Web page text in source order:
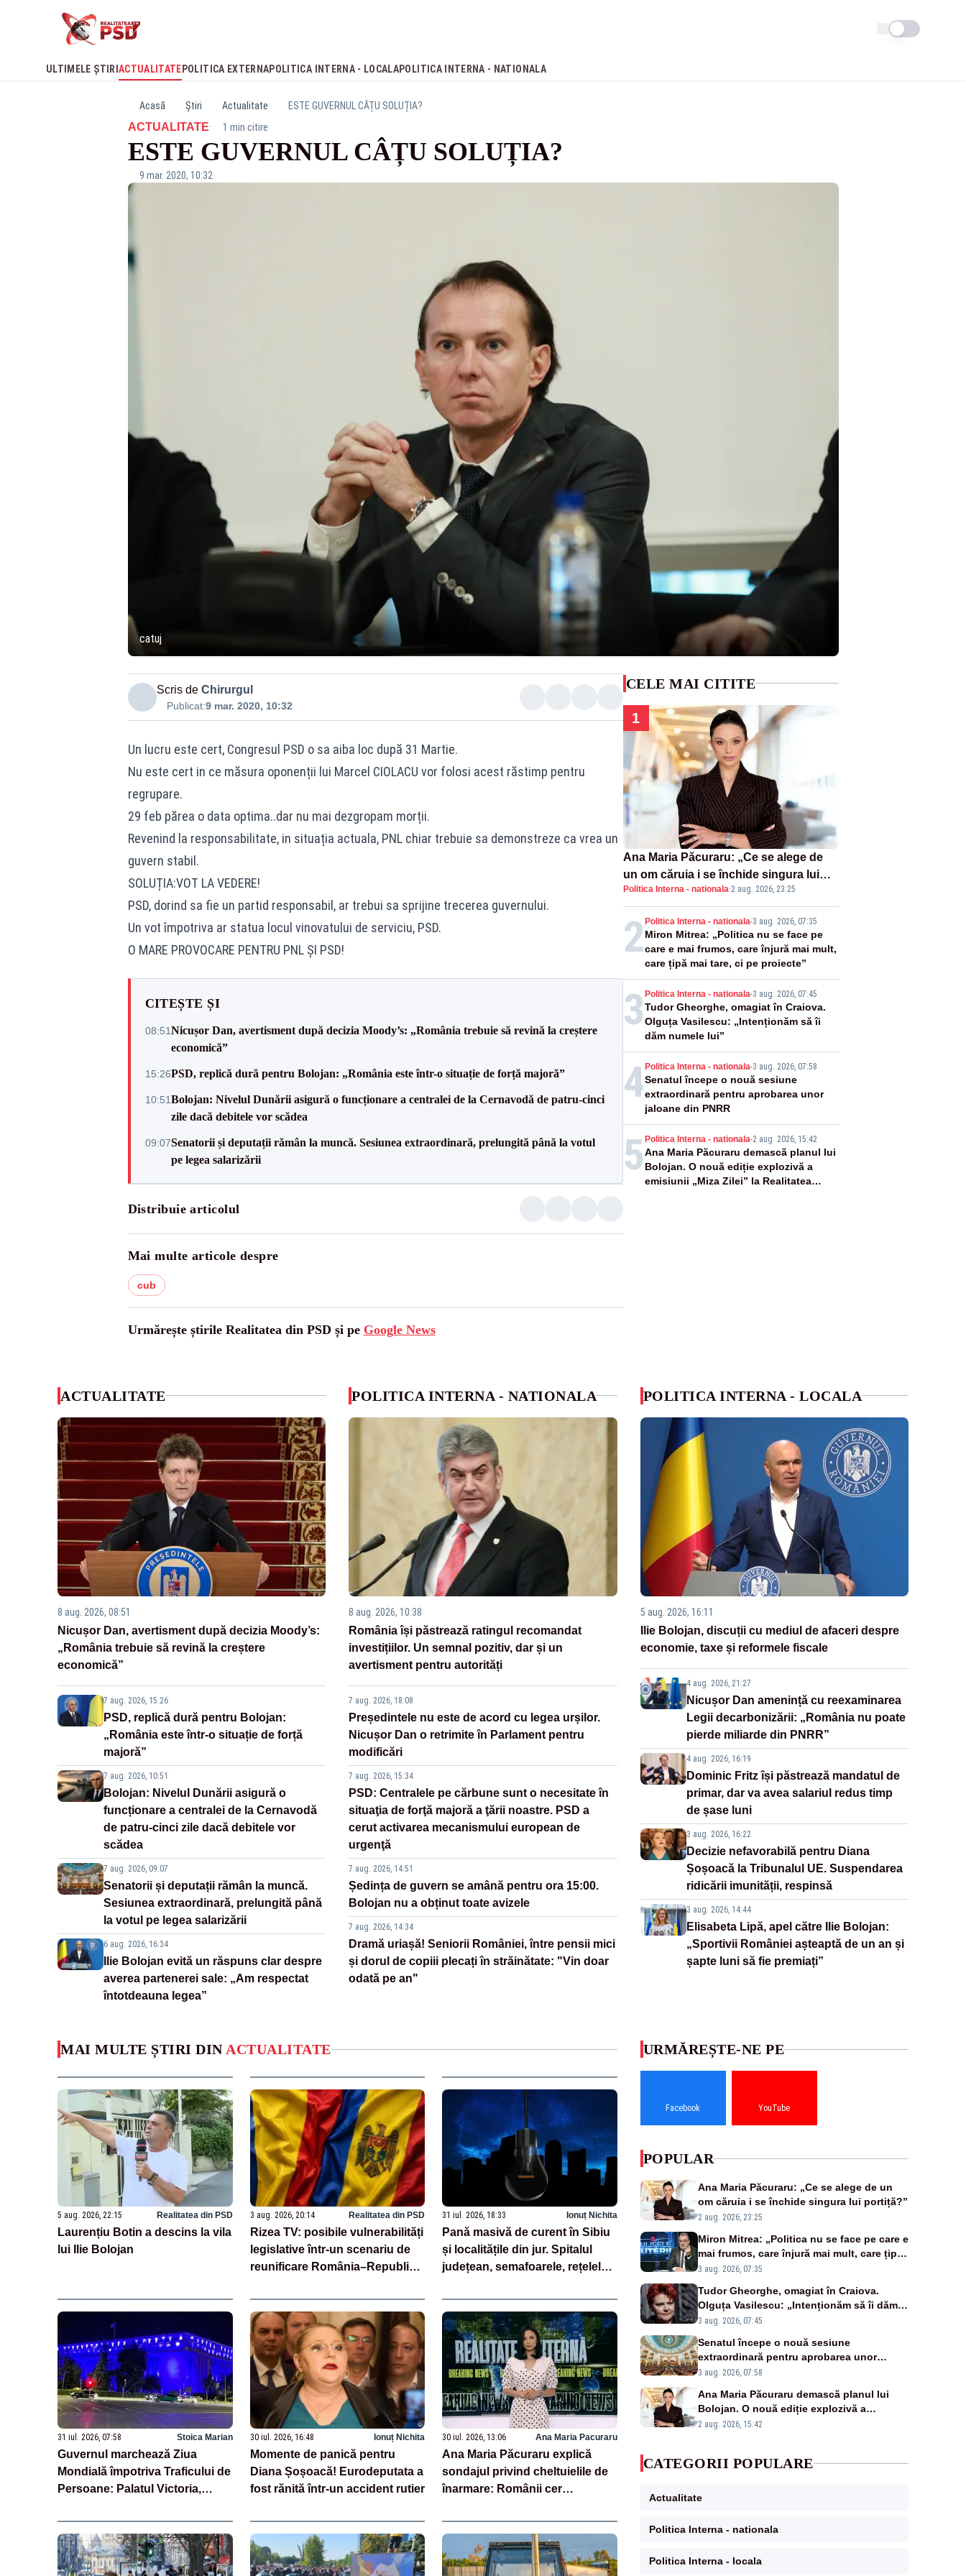
Schimba tema
ULTIMELE ȘTIRI ACTUALITATE POLITICA EXTERNAPOLITICA INTERNA - LOCALAPOLITICA INTERNA - NATIONALA
Acasă Știri Actualitate ESTE GUVERNUL CÂȚU SOLUȚIA?
ACTUALITATE· 1 min citire
ESTE GUVERNUL CÂȚU SOLUȚIA?
9 mar. 2020, 10:32
catuj
Scris de Chirurgul
Publicat:9 mar. 2020, 10:32
Un lucru este cert, Congresul PSD o sa aiba loc după 31 Martie.
Nu este cert in ce măsura oponenții lui Marcel CIOLACU vor folosi acest răstimp pentru
regrupare.
29 feb părea o data optima..dar nu mai dezgropam morții.
Revenind la responsabilitate, in situația actuala, PNL chiar trebuie sa demonstreze ca vrea un
guvern stabil.
SOLUȚIA:VOT LA VEDERE!
PSD, dorind sa fie un partid responsabil, ar trebui sa sprijine trecerea guvernului.
Un vot împotriva ar statua locul vinovatului de serviciu, PSD.
O MARE PROVOCARE PENTRU PNL ȘI PSD!
CITEȘTE ȘI
08:51Nicușor Dan, avertisment după decizia Moody’s: „România trebuie să revină la creștere
economică”
15:26PSD, replică dură pentru Bolojan: „România este într-o situație de forță majoră”
10:51Bolojan: Nivelul Dunării asigură o funcționare a centralei de la Cernavodă de patru-cinci
zile dacă debitele vor scădea
09:07Senatorii și deputații rămân la muncă. Sesiunea extraordinară, prelungită până la votul
pe legea salarizării
Distribuie articolul
Mai multe articole despre
cub
Urmărește știrile Realitatea din PSD și pe Google News
CELE MAI CITITE
1
Ana Maria Păcuraru: „Ce se alege de
un om căruia i se închide singura lui
portiță?”
Politica Interna - nationala·2 aug. 2026, 23:25
2 Politica Interna - nationala-3 aug. 2026, 07:35
Miron Mitrea: „Politica nu se face pe
care e mai frumos, care înjură mai mult,
care țipă mai tare, ci pe proiecte”
3 Politica Interna - nationala-3 aug. 2026, 07:45
Tudor Gheorghe, omagiat în Craiova.
Olguța Vasilescu: „Intenționăm să îi
dăm numele lui”
4 Politica Interna - nationala-3 aug. 2026, 07:58
Senatul începe o nouă sesiune
extraordinară pentru aprobarea unor
jaloane din PNRR
5 Politica Interna - nationala-2 aug. 2026, 15:42
Ana Maria Păcuraru demască planul lui
Bolojan. O nouă ediție explozivă a
emisiunii „Miza Zilei” la Realitatea
ACTUALITATE
8 aug. 2026, 08:51
Nicușor Dan, avertisment după decizia Moody’s:
„România trebuie să revină la creștere
economică”
7 aug. 2026, 15:26
PSD, replică dură pentru Bolojan:
„România este într-o situație de forță
majoră”
7 aug. 2026, 10:51
Bolojan: Nivelul Dunării asigură o
funcționare a centralei de la Cernavodă
de patru-cinci zile dacă debitele vor
scădea
7 aug. 2026, 09:07
Senatorii și deputații rămân la muncă.
Sesiunea extraordinară, prelungită până
la votul pe legea salarizării
6 aug. 2026, 16:34
Ilie Bolojan evită un răspuns clar despre
averea partenerei sale: „Am respectat
întotdeauna legea”
POLITICA INTERNA - NATIONALA
8 aug. 2026, 10:38
România își păstrează ratingul recomandat
investițiilor. Un semnal pozitiv, dar și un
avertisment pentru autorități
7 aug. 2026, 18:08
Președintele nu este de acord cu legea urșilor.
Nicușor Dan o retrimite în Parlament pentru
modificări
7 aug. 2026, 15:34
PSD: Centralele pe cărbune sunt o necesitate în
situaţia de forţă majoră a ţării noastre. PSD a
cerut activarea mecanismului european de
urgenţă
7 aug. 2026, 14:51
Ședința de guvern se amână pentru ora 15:00.
Bolojan nu a obținut toate avizele
7 aug. 2026, 14:34
Dramă uriașă! Seniorii României, între pensii mici
și dorul de copiii plecați în străinătate: "Vin doar
odată pe an"
POLITICA INTERNA - LOCALA
5 aug. 2026, 16:11
Ilie Bolojan, discuții cu mediul de afaceri despre
economie, taxe și reformele fiscale
4 aug. 2026, 21:27
Nicușor Dan amenință cu reexaminarea
Legii decarbonizării: „România nu poate
pierde miliarde din PNRR”
4 aug. 2026, 16:19
Dominic Fritz își păstrează mandatul de
primar, dar va avea salariul redus timp
de șase luni
3 aug. 2026, 16:22
Decizie nefavorabilă pentru Diana
Șoșoacă la Tribunalul UE. Suspendarea
ridicării imunității, respinsă
3 aug. 2026, 14:44
Elisabeta Lipă, apel către Ilie Bolojan:
„Sportivii României așteaptă de un an și
șapte luni să fie premiați”
MAI MULTE ȘTIRI DIN ACTUALITATE
5 aug. 2026, 22:15 Realitatea din PSD
Laurențiu Botin a descins la vila
lui Ilie Bolojan
3 aug. 2026, 20:14 Realitatea din PSD
Rizea TV: posibile vulnerabilități
legislative într-un scenariu de
reunificare România–Republica
31 iul. 2026, 18:33 Ionuț Nichita
Pană masivă de curent în Sibiu
și localitățile din jur. Spitalul
județean, semafoarele, rețelele
31 iul. 2026, 07:58 Stoica Marian
Guvernul marchează Ziua
Mondială împotriva Traficului de
Persoane: Palatul Victoria,
30 iul. 2026, 16:48 Ionuț Nichita
Momente de panică pentru
Diana Șoșoacă! Eurodeputata a
fost rănită într-un accident rutier
30 iul. 2026, 13:06 Ana Maria Pacuraru
Ana Maria Păcuraru explică
sondajul privind cheltuielile de
înarmare: Românii cer
echilibru între partenerii externi
URMĂREȘTE-NE PE
Facebook YouTube
POPULAR
Ana Maria Păcuraru: „Ce se alege de un
om căruia i se închide singura lui portiță?”
2 aug. 2026, 23:25
Miron Mitrea: „Politica nu se face pe care e
mai frumos, care înjură mai mult, care țipă
mai tare, ci pe proiecte”
3 aug. 2026, 07:35
Tudor Gheorghe, omagiat în Craiova.
Olguța Vasilescu: „Intenționăm să îi dăm
numele lui”
3 aug. 2026, 07:45
Senatul începe o nouă sesiune
extraordinară pentru aprobarea unor
jaloane din PNRR
3 aug. 2026, 07:58
Ana Maria Păcuraru demască planul lui
Bolojan. O nouă ediție explozivă a
emisiunii „Miza Zilei” la Realitatea PLUS
2 aug. 2026, 15:42
CATEGORII POPULARE
Actualitate
Politica Interna - nationala
Politica Interna - locala